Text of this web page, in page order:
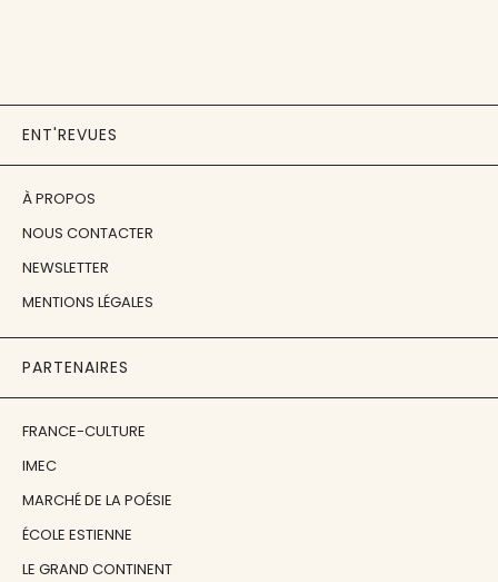
ENT'REVUES
À PROPOS
NOUS CONTACTER
NEWSLETTER
MENTIONS LÉGALES
PARTENAIRES
FRANCE-CULTURE
IMEC
MARCHÉ DE LA POÉSIE
ÉCOLE ESTIENNE
LE GRAND CONTINENT